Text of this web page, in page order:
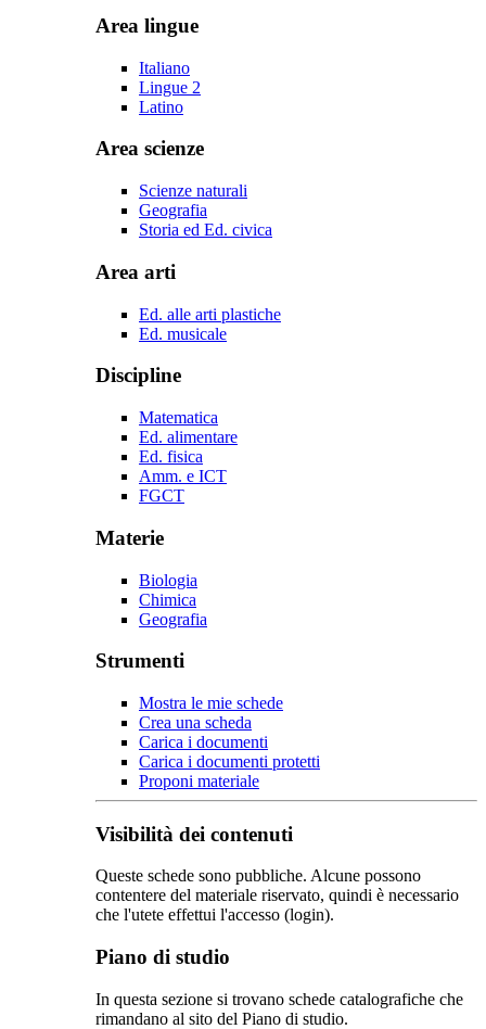
Area lingue
Italiano
Lingue 2
Latino
Area scienze
Scienze naturali
Geografia
Storia ed Ed. civica
Area arti
Ed. alle arti plastiche
Ed. musicale
Discipline
Matematica
Ed. alimentare
Ed. fisica
Amm. e ICT
FGCT
Materie
Biologia
Chimica
Geografia
Strumenti
Mostra le mie schede
Crea una scheda
Carica i documenti
Carica i documenti protetti
Proponi materiale
Visibilità dei contenuti
Queste schede sono pubbliche. Alcune possono
contentere del materiale riservato, quindi è necessario
che l'utete effettui l'accesso (login).
Piano di studio
In questa sezione si trovano schede catalografiche che
rimandano al sito del Piano di studio.